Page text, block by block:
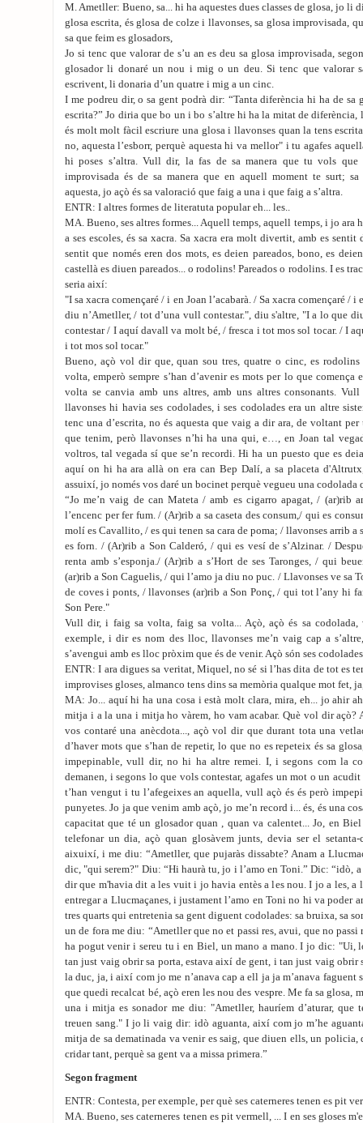
M. Ametller: Bueno, sa... hi ha aquestes dues classes de glosa, jo li
glosa escrita, és glosa de colze i llavonses, sa glosa improvisada,
sa que feim es glosadors,
Jo si tenc que valorar de s’u an es deu sa glosa improvisada,
glosador li donaré un nou i mig o un deu. Si tenc que valorar
escrivent, li donaria d’un quatre i mig a un cinc.
I me podreu dir, o sa gent podrà dir: “Tanta diferència hi ha de sa
escrita?” Jo diria que bo un i bo s’altre hi ha la mitat de
és molt molt fàcil escriure una glosa i llavonses quan la tens
no, aquesta l’esborr, perquè aquesta hi va mellor" i tu agafes
hi poses s’altra. Vull dir, la fas de sa manera que tu vols
improvisada és de sa manera que en aquell moment te surt;
aquesta, jo açò és sa valoració que faig a una i que faig a s’altra.
ENTR: I altres formes de literatuta popular eh... les..
MA. Bueno, ses altres formes... Aquell temps, aquell temps, i jo
a ses escoles, és sa xacra. Sa xacra era molt divertit, amb es
sentit que només eren dos mots, es deien pareados, bono, es
castellà es diuen pareados... o rodolins! Pareados o rodolins. I es
seria així:
"I sa xacra començaré / i en Joan l’acabarà. / Sa xacra començaré / i
diu n’Ametller, / tot d’una vull contestar.", diu s'altre, "I a lo que
contestar / I aquí davall va molt bé, / fresca i tot mos sol tocar. / I
i tot mos sol tocar."
Bueno, açò vol dir que, quan sou tres, quatre o cinc, es rodolins
volta, emperò sempre s’han d’avenir es mots per lo que comença
volta se canvia amb uns altres, amb uns altres consonants.
llavonses hi havia ses codolades, i ses codolades era un altre
tenc una d’escrita, no és aquesta que vaig a dir ara, de voltant per
que tenim, però llavonses n’hi ha una qui, e…, en Joan tal
voltros, tal vegada sí que se’n recordi. Hi ha un puesto que es
aquí on hi ha ara allà on era can Bep Dalí, a sa placeta
assuixí, jo només vos daré un bocinet perquè vegueu una codolada
“Jo me’n vaig de can Mateta / amb es cigarro apagat, / (ar)rib
l’encenc per fer fum. / (Ar)rib a sa caseta des consum,/ qui es
molí es Cavallito, / es qui tenen sa cara de poma; / llavonses arrib a
es forn. / (Ar)rib a Son Calderó, / qui es vesí de s’Alzinar. /
renta amb s’esponja./ (Ar)rib a s’Hort de ses Taronges, / qui
(ar)rib a Son Caguelis, / qui l’amo ja diu no puc. / Llavonses ve sa
de coves i ponts, / llavonses (ar)rib a Son Ponç, / qui tot l’any hi
Son Pere."
Vull dir, i faig sa volta, faig sa volta... Açò, açò és sa
exemple, i dir es nom des lloc, llavonses me’n vaig cap a
s’avengui amb es lloc pròxim que és de venir. Açò són ses
ENTR: I ara digues sa veritat, Miquel, no sé si l’has dita de tot es
improvises gloses, almanco tens dins sa memòria qualque mot fet,
MA: Jo... aquí hi ha una cosa i està molt clara, mira, eh... jo ahir
mitja i a la una i mitja ho vàrem, ho vam acabar. Què vol dir
vos contaré una anècdota..., açò vol dir que durant tota una
d’haver mots que s’han de repetir, lo que no es repeteix és sa
impepinable, vull dir, no hi ha altre remei. I, i segons com la
demanen, i segons lo que vols contestar, agafes un mot o un
t’han vengut i tu l’afegeixes an aquella, vull açò és és però
punyetes. Jo ja que venim amb açò, jo me’n record i... és, és una
capacitat que té un glosador quan , quan va calentet... Jo, en
telefonar un dia, açò quan glosàvem junts, devia ser el setanta-
aixuixí, i me diu: “Ametller, que pujaràs dissabte? Anam a
dic, "qui serem?" Diu: “Hi haurà tu, jo i l’amo en Toni.” Dic: “idò,
dir que m'havia dit a les vuit i jo havia entès a les nou. I jo a les, a
entregar a Llucmaçanes, i justament l’amo en Toni no hi va poder
tres quarts qui entretenia sa gent diguent codolades: sa bruixa, sa
un de fora me diu: “Ametller que no et passi res, avui, que no passi
ha pogut venir i sereu tu i en Biel, un mano a mano. I jo dic: "Ui,
tan just vaig obrir sa porta, estava així de gent, i tan just vaig obrir
la duc, ja, i així com jo me n’anava cap a ell ja ja m’anava faguent
que quedi recalcat bé, açò eren les nou des vespre. Me fa sa glosa,
una i mitja es sonador me diu: "Ametller, hauríem d’aturar, que
treuen sang." I jo li vaig dir: idò aguanta, així com jo m’he
mitja de sa dematinada va venir es saig, que diuen ells, un
cridar tant, perquè sa gent va a missa primera.”
Segon fragment
ENTR: Contesta, per exemple, per què ses caterneres tenen es pit
MA. Bueno, ses caterneres tenen es pit vermell, ... I en ses gloses